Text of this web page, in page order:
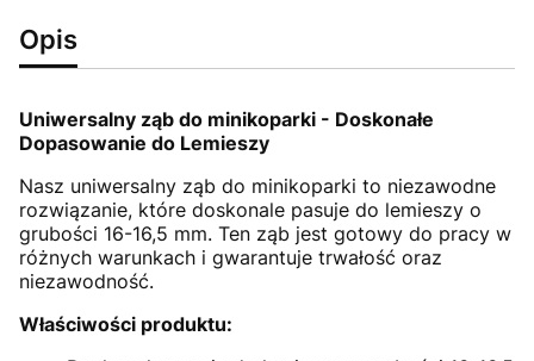
Opis
Uniwersalny ząb do minikoparki - Doskonałe
Dopasowanie do Lemieszy
Nasz uniwersalny ząb do minikoparki to niezawodne
rozwiązanie, które doskonale pasuje do lemieszy o
grubości 16-16,5 mm. Ten ząb jest gotowy do pracy w
różnych warunkach i gwarantuje trwałość oraz
niezawodność.
Właściwości produktu: